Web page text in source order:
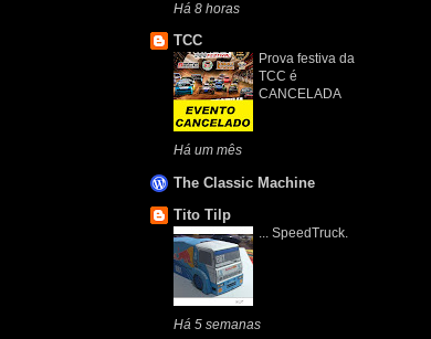
Há 8 horas
TCC
Prova festiva da
TCC é
CANCELADA
Há um mês
The Classic Machine
Tito Tilp
... SpeedTruck.
Há 5 semanas